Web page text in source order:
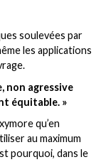
soulevées par
les applications
non agressive
équitable. »
qu’en
au maximum
pourquoi, dans le